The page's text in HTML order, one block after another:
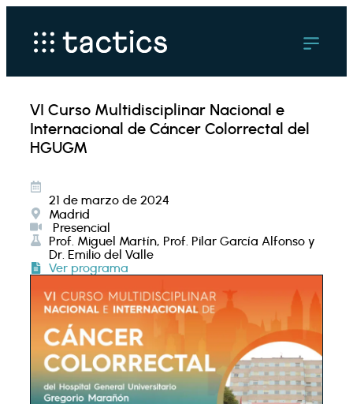
VI Curso Multidisciplinar Nacional e
Internacional de Cáncer Colorrectal del
HGUGM
21 de marzo de 2024
Madrid
Presencial
Prof. Miguel Martín, Prof. Pilar García Alfonso y
Dr. Emilio del Valle
Ver programa